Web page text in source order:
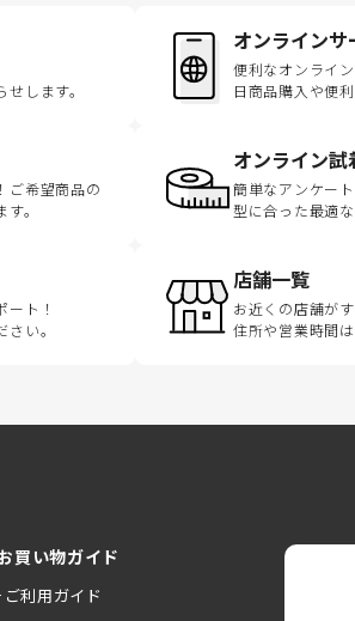
します。
オンライン
便利なオンライ
日商品購入や便
ご希望商品の
。
オンライン
簡単なアンケー
型に合った最適
ト！
い。
店舗一覧
お近くの店舗が
住所や営業時間
買い物ガイド
ご利用ガイド